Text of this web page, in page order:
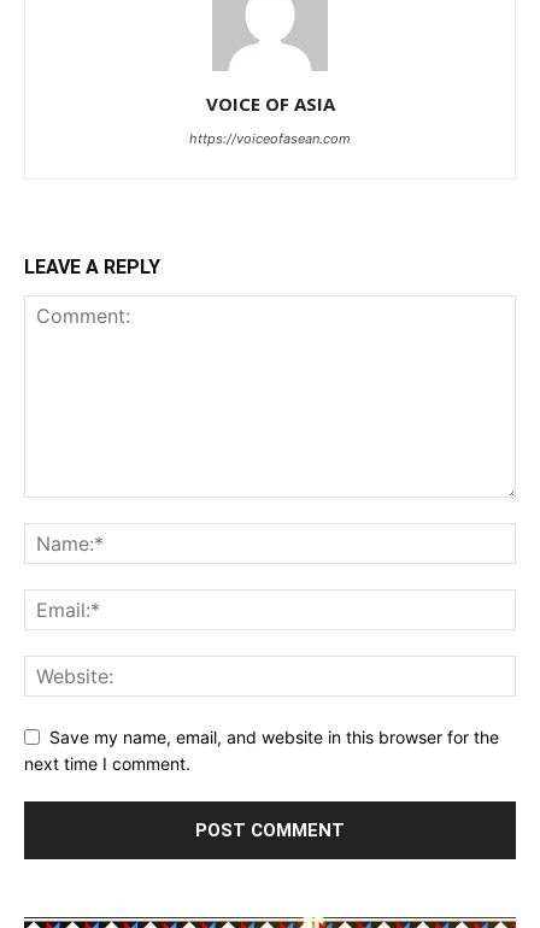
VOICE OF ASIA
https://voiceofasean.com
LEAVE A REPLY
Save my name, email, and website in this browser for the
next time I comment.